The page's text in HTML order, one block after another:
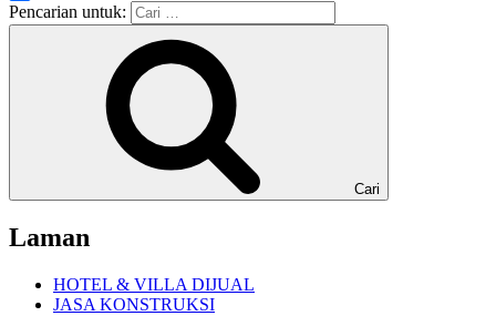
Share
Pencarian untuk:
Cari
Laman
HOTEL & VILLA DIJUAL
JASA KONSTRUKSI